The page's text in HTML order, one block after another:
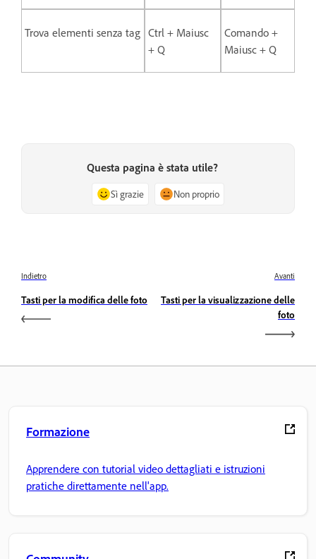
Trova elementi senza tag Ctrl + Maiusc
+ Q
Comando +
Maiusc + Q
Questa pagina è stata utile?
Sì grazie Non proprio
Indietro
Tasti per la modifica delle foto
Avanti
Tasti per la visualizzazione delle
foto
Formazione
Apprendere con tutorial video dettagliati e istruzioni
pratiche direttamente nell'app.